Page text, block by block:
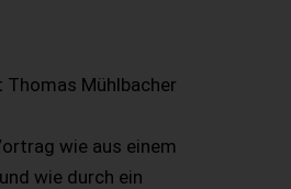
Mühlbacher
wie aus einem
wie durch ein